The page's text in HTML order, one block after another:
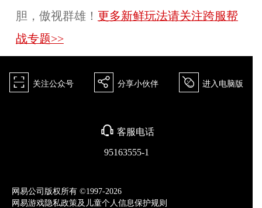
胆，傲视群雄！ 更多新鲜玩法请关注跨服帮
战专题>>
򰀁 关注公众号 򰀂 分享小伙伴 򰀄 进入电脑版
򰀃 客服电话
95163555-1
网易公司版权所有 ©1997-2026
网易游戏隐私政策及儿童个人信息保护规则